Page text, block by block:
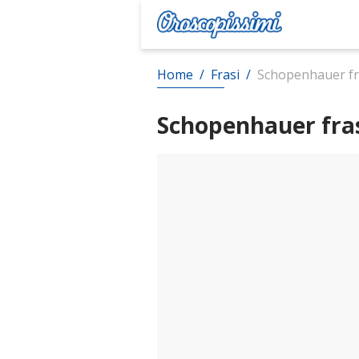
Home / Frasi / Schopenhauer
Schopenhauer